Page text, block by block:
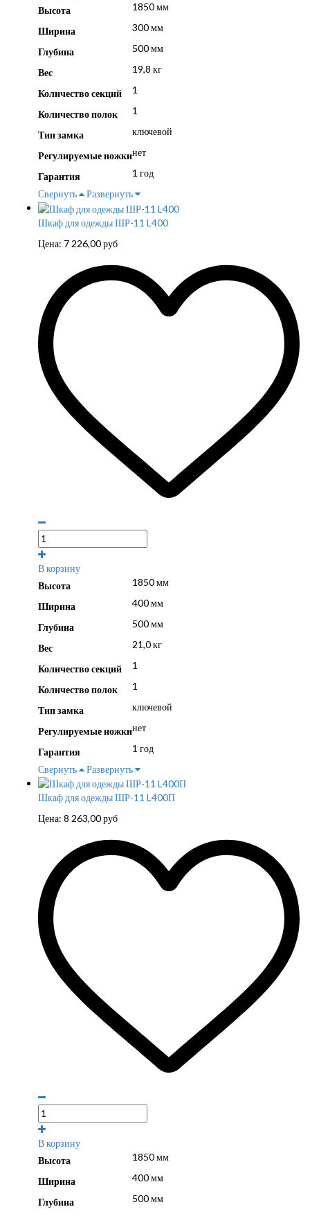
Высота
1850 мм
Ширина 300 мм
Глубина 500 мм
Вес 19,8 кг
Количество секций 1
Количество полок 1
Тип замка ключевой
Регулируемые ножкинет
Гарантия
1 год
Свернуть
Развернуть
Шкаф для одежды ШР-11 L400
Цена: 7 226,00руб
В корзину
Высота
1850 мм
Ширина 400 мм
Глубина 500 мм
Вес 21,0 кг
Количество секций 1
Количество полок 1
Тип замка ключевой
Регулируемые ножкинет
Гарантия
1 год
Свернуть
Развернуть
Шкаф для одежды ШР-11 L400П
Цена: 8 263,00руб
В корзину
Высота
1850 мм
Ширина 400 мм
Глубина
500 мм